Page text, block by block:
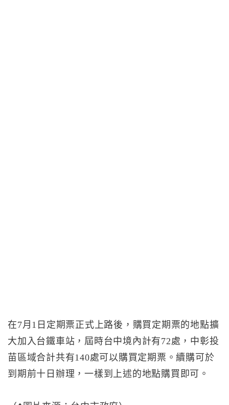
在7月1日定期票正式上路後，購買定期票的地點擴
大加入台鐵車站，屆時台中境內計有72處，中彰投
苗區域合計共有140處可以購買定期票。續購可於
到期前十日辦理，一樣到上述的地點購買即可。